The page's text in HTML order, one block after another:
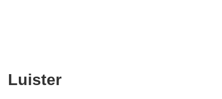
Luister